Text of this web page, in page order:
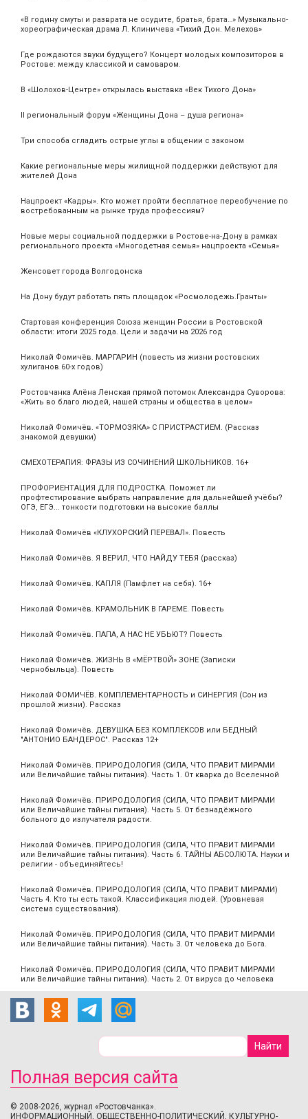
«В годину смуты и разврата не осудите, братья, брата…» Музыкально-
хореографическая драма Л. Клиничева «Тихий Дон. Мелехов»
Где рождаются звуки будущего? Концерт молодых композиторов в
Ростове: между классикой и самоваром.
В «Шолохов-Центре» открылась выставка «Век Тихого Дона»
II региональный форум «Женщины Дона – душа региона»
Три способа сгладить острые углы в общении с законом
Какие региональные меры жилищной поддержки действуют для
жителей Дона
Нацпроект «Кадры». Кто может пройти бесплатное переобучение по
востребованным на рынке труда профессиям?
Новые меры социальной поддержки в Ростове-на-Дону в рамках
регионального проекта «Многодетная семья» нацпроекта «Семья»
Женсовет города Волгодонска
На Дону будут работать пять площадок «Росмолодежь.Гранты»
Стартовая конференция Союза женщин России в Ростовской
области: итоги 2025 года. Цели и задачи на 2026 год
Николай Фомичёв. МАРГАРИН (повесть из жизни ростовских
хулиганов 60-х годов)
Ростовчанка Алёна Ленская прямой потомок Александра Суворова:
«Жить во благо людей, нашей страны и общества в целом»
Николай Фомичёв. «ТОРМОЗЯКА» С ПРИСТРАСТИЕМ. (Рассказ
знакомой девушки)
СМЕХОТЕРАПИЯ: ФРАЗЫ ИЗ СОЧИНЕНИЙ ШКОЛЬНИКОВ. 16+
ПРОФОРИЕНТАЦИЯ ДЛЯ ПОДРОСТКА. Поможет ли
профтестирование выбрать направление для дальнейшей учёбы?
ОГЭ, ЕГЭ... тонкости подготовки на высокие баллы
Николай Фомичёв «КЛУХОРСКИЙ ПЕРЕВАЛ». Повесть
Николай Фомичёв. Я ВЕРИЛ, ЧТО НАЙДУ ТЕБЯ (рассказ)
Николай Фомичёв. КАПЛЯ (Памфлет на себя). 16+
Николай Фомичёв. КРАМОЛЬНИК В ГАРЕМЕ. Повесть
Николай Фомичёв. ПАПА, А НАС НЕ УБЬЮТ? Повесть
Николай Фомичёв. ЖИЗНЬ В «МЁРТВОЙ» ЗОНЕ (Записки
чернобыльца). Повесть
Николай ФОМИЧЁВ. КОМПЛЕМЕНТАРНОСТЬ и СИНЕРГИЯ (Сон из
прошлой жизни). Рассказ
Николай Фомичёв. ДЕВУШКА БЕЗ КОМПЛЕКСОВ или БЕДНЫЙ
"АНТОНИО БАНДЕРОС". Рассказ 12+
Николай Фомичёв. ПРИРОДОЛОГИЯ (СИЛА, ЧТО ПРАВИТ МИРАМИ
или Величайшие тайны питания). Часть 1. От кварка до Вселенной
Николай Фомичёв. ПРИРОДОЛОГИЯ (СИЛА, ЧТО ПРАВИТ МИРАМИ
или Величайшие тайны питания). Часть 5. От безнадёжного
больного до излучателя радости.
Николай Фомичёв. ПРИРОДОЛОГИЯ (СИЛА, ЧТО ПРАВИТ МИРАМИ
или Величайшие тайны питания). Часть 6. ТАЙНЫ АБСОЛЮТА. Науки и
религии - объединяйтесь!
Николай Фомичёв. ПРИРОДОЛОГИЯ (СИЛА, ЧТО ПРАВИТ МИРАМИ)
Часть 4. Кто ты есть такой. Классификация людей. (Уровневая
система существования).
Николай Фомичёв. ПРИРОДОЛОГИЯ (СИЛА, ЧТО ПРАВИТ МИРАМИ
или Величайшие тайны питания). Часть 3. От человека до Бога.
Николай Фомичёв. ПРИРОДОЛОГИЯ (СИЛА, ЧТО ПРАВИТ МИРАМИ
или Величайшие тайны питания). Часть 2. От вируса до человека
Полная версия сайта
© 2008-2026, журнал «Ростовчанка».
ИНФОРМАЦИОННЫЙ, ОБЩЕСТВЕННО-ПОЛИТИЧЕСКИЙ, КУЛЬТУРНО-